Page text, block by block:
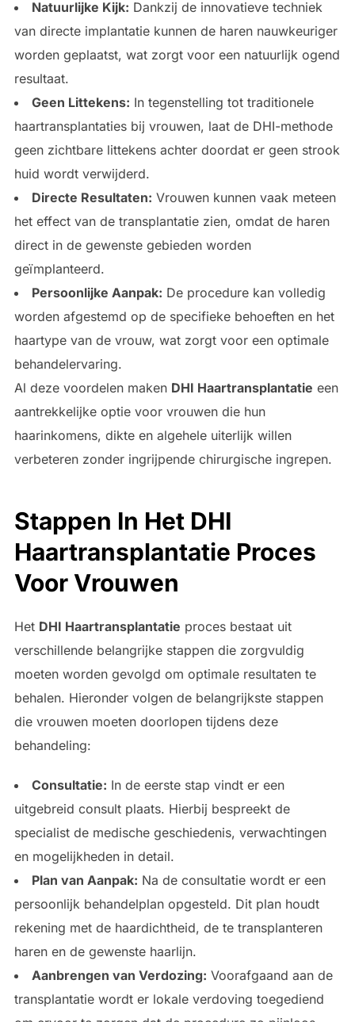
Natuurlijke Kijk: Dankzij de innovatieve techniek
van directe implantatie kunnen de haren nauwkeuriger
worden geplaatst, wat zorgt voor een natuurlijk ogend
resultaat.
Geen Littekens: In tegenstelling tot traditionele
haartransplantaties bij vrouwen, laat de DHI-methode
geen zichtbare littekens achter doordat er geen strook
huid wordt verwijderd.
Directe Resultaten: Vrouwen kunnen vaak meteen
het effect van de transplantatie zien, omdat de haren
direct in de gewenste gebieden worden
geïmplanteerd.
Persoonlijke Aanpak: De procedure kan volledig
worden afgestemd op de specifieke behoeften en het
haartype van de vrouw, wat zorgt voor een optimale
behandelervaring.
Al deze voordelen maken DHI Haartransplantatie een
aantrekkelijke optie voor vrouwen die hun
haarinkomens, dikte en algehele uiterlijk willen
verbeteren zonder ingrijpende chirurgische ingrepen.
Stappen In Het DHI
Haartransplantatie Proces
Voor Vrouwen
Het DHI Haartransplantatie proces bestaat uit
verschillende belangrijke stappen die zorgvuldig
moeten worden gevolgd om optimale resultaten te
behalen. Hieronder volgen de belangrijkste stappen
die vrouwen moeten doorlopen tijdens deze
behandeling:
Consultatie: In de eerste stap vindt er een
uitgebreid consult plaats. Hierbij bespreekt de
specialist de medische geschiedenis, verwachtingen
en mogelijkheden in detail.
Plan van Aanpak: Na de consultatie wordt er een
persoonlijk behandelplan opgesteld. Dit plan houdt
rekening met de haardichtheid, de te transplanteren
haren en de gewenste haarlijn.
Aanbrengen van Verdozing: Voorafgaand aan de
transplantatie wordt er lokale verdoving toegediend